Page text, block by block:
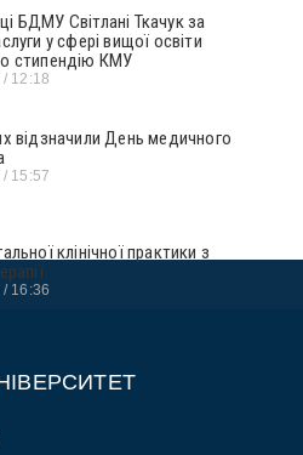
БДМУ Світлані Ткачук за
у сфері вищої освіти
стипендію КМУ
12:18
відзначили День медичного
15:57
клінічної практики з
16:36